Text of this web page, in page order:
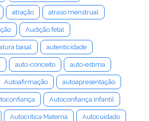
atração atraso menstrual
Audição fetal
basal autenticidade
auto-conceito auto-estima
Autoafirmação autoapresentação
Autoconfiança Infantil
Autocrítica Materna Autocuidado